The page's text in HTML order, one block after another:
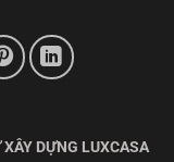
DỰNG LUXCASA